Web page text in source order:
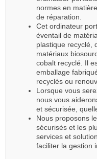
normes en
de réparation.
Cet ordinateur
éventail de
plastique recyclé,
matériaux
cobalt recyclé. Il
emballage
recyclés ou
Lorsque vous
nous vous
et sécurisée,
Nous proposons
sécurisés et les
services et
faciliter la gestion